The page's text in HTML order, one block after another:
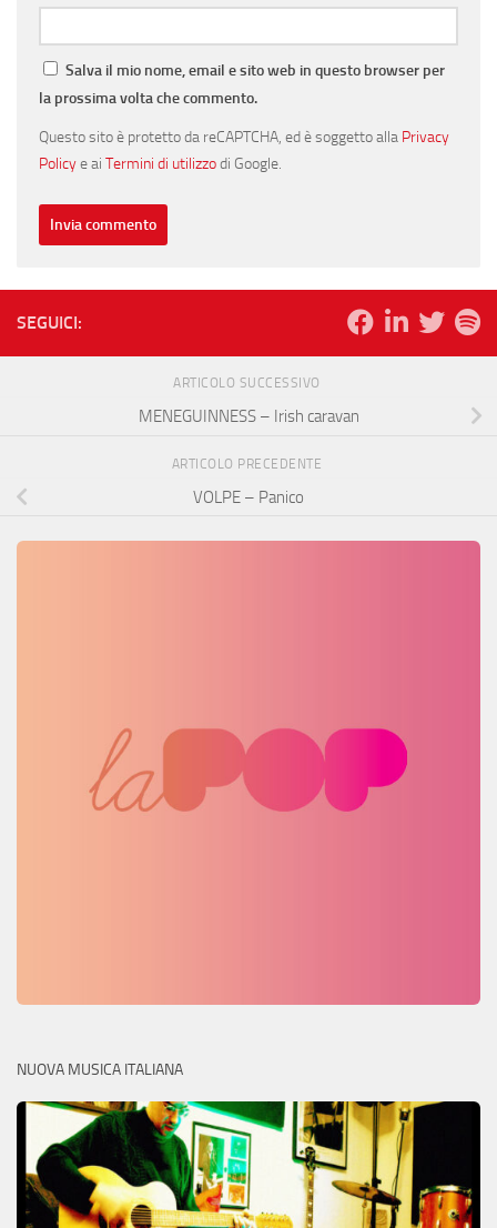
Salva il mio nome, email e sito web in questo browser per
la prossima volta che commento.
Questo sito è protetto da reCAPTCHA, ed è soggetto alla Privacy
Policye ai Termini di utilizzodi Google.
SEGUICI:
ARTICOLO SUCCESSIVO
MENEGUINNESS – Irish caravan
ARTICOLO PRECEDENTE
VOLPE – Panico
NUOVA MUSICA ITALIANA